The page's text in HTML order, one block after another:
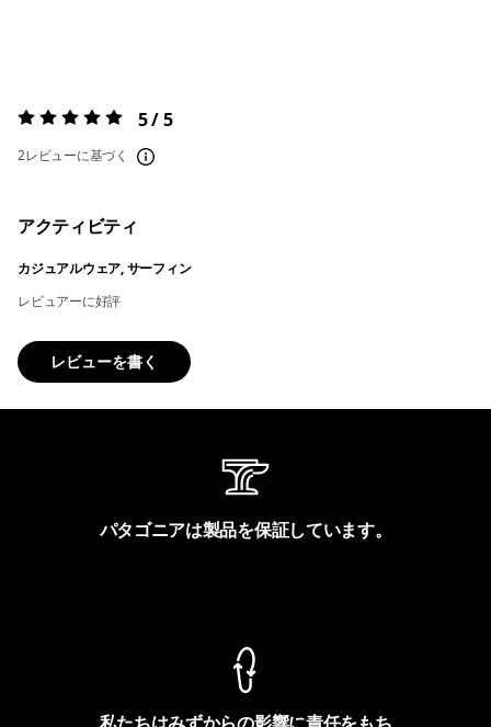
評価:5 / 5 5 / 5
2レビューに基づく
アクティビティ
カジュアルウェア, サーフィン
レビュアーに好評
レビューを書く
パタゴニアは製品を保証しています。